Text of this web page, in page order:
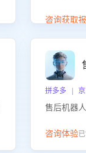
联动，持
咨询获取
拼多多 |
售后机器
咨询体验